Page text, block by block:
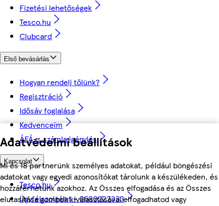
Adatvédelmi beállítások
Mi és 18 partnerünk személyes adatokat, például böngészési
adatokat vagy egyedi azonosítókat tárolunk a készülékeden, és
hozzáférhetünk azokhoz. Az Összes elfogadása és az Összes
elutasítása gombok kiválasztásával elfogadhatod vagy
Fizetési lehetőségek
Tesco.hu
Clubcard
Első bevásárlás
Hogyan rendelj tőlünk?
Regisztráció
Idősáv foglalása
Kedvenceim
ÁFÁ-s számla igénylés
Kapcsolat
Tesco.hu
Ügyfélszolgálat - 0680222333